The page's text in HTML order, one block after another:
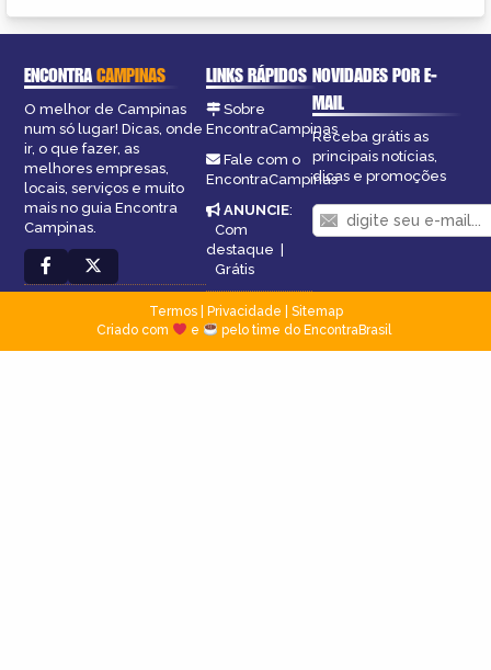
ENCONTRACAMPINAS
O melhor de Campinas
num só lugar! Dicas, onde
ir, o que fazer, as
melhores empresas,
locais, serviços e muito
mais no guia Encontra
Campinas.
LINKS RÁPIDOS
Sobre
EncontraCampinas
Fale com o
EncontraCampinas
ANUNCIE:
Com
destaque |
Grátis
NOVIDADES POR E-
MAIL
Receba grátis as
principais notícias,
dicas e promoções
Termos| Privacidade
Sitemap
Criado com
e pelo time do EncontraBrasil